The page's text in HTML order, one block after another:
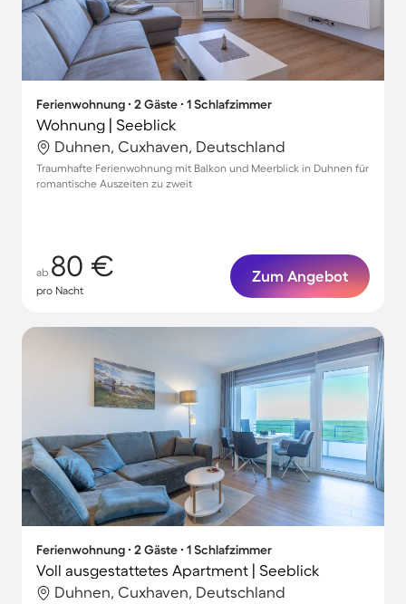
Ferienwohnung ∙ 2 Gäste ∙ 1 Schlafzimmer
Wohnung | Seeblick
Duhnen, Cuxhaven, Deutschland
Traumhafte Ferienwohnung mit Balkon und Meerblick in Duhnen für
romantische Auszeiten zu zweit
ab 80 €
pro Nacht
Zum Angebot
Ferienwohnung ∙ 2 Gäste ∙ 1 Schlafzimmer
Voll ausgestattetes Apartment | Seeblick
Duhnen, Cuxhaven, Deutschland